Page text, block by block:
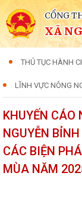
CỔNG
XÃ
THỦ TỤC HÀNH
LĨNH VỰC NÔNG
KHUYẾN CÁO
NGUYỄN
CÁC BIỆN
MÙA NĂM